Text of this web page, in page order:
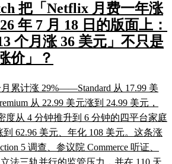
把「Netflix 月费一年涨
年 7 月 18 日的版面上：
个月涨 36 美元」不只是
价」？
累计涨 29%——Standard 从 17.99 美
从 22.99 美元涨到 24.99 美元，
度从 4 分钟推升到 6 分钟的四平台家庭
到 62.96 美元、年化 108 美元。这条涨
5 调查、参议院 Commerce 听证、